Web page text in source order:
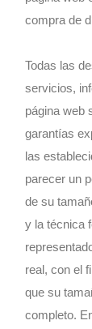
compra de
Todas las
servicios,
página web
garantías
las
parecer un
de su
y la técnica
real, con el
que su
completo.